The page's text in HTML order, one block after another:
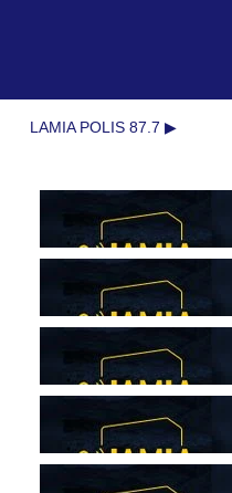
LAMIA POLIS 87.7 ▶︎